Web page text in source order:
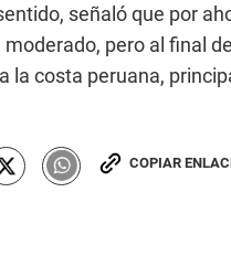
señaló que por
moderado, pero al final
la costa peruana,
COPIAR